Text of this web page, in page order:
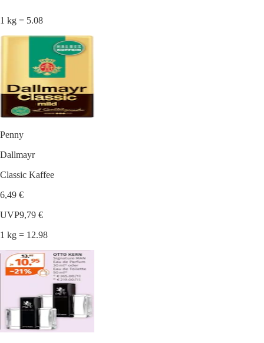
1 kg = 5.08
Penny
Dallmayr
Classic Kaffee
6,49 €
UVP9,79 €
1 kg = 12.98